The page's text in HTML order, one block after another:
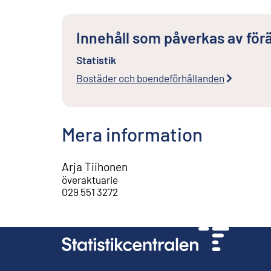
Innehåll som påverkas av
Statistik
Bostäder och boendeförhållanden
Mera information
Arja Tiihonen
överaktuarie
029 551 3272